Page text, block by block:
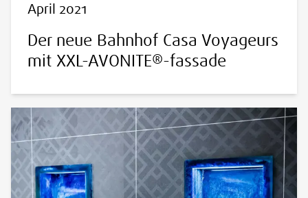
April 2021
Der neue Bahnhof Casa Voyageurs
mit XXL-AVONITE®-fassade